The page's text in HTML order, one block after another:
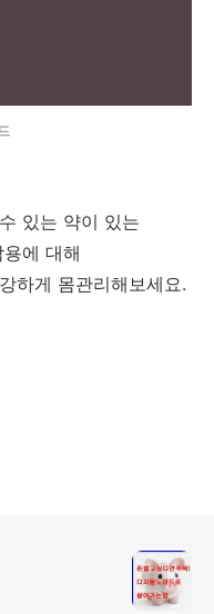
있는 약이 있는
에 대해
하게 몸관리해보세요.